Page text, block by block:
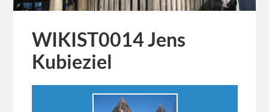
WIKIST0014 Jens
Kubieziel